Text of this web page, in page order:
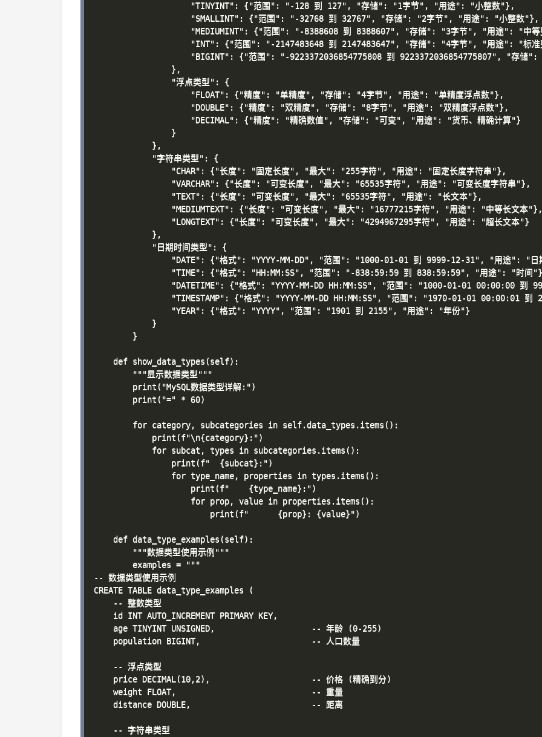
                    "TINYINT": {"范围": "-128 到 127", "存储": "1字节", "用途": "小整数"},
                    "SMALLINT": {"范围": "-32768 到 32767", "存储": "2字节", "用途": "小整数"},
"MEDIUMINT": {"范围": "-8388608 到 8388607", "存储": "3字节", "用途": "中等
"INT": {"范围": "-2147483648 到 2147483647", "存储": "4字节", "用途": "标准
"BIGINT": {"范围": "-9223372036854775808 到 9223372036854775807", "存储":
                },
                "浮点类型": {
                    "FLOAT": {"精度": "单精度", "存储": "4字节", "用途": "单精度浮点数"},
                    "DOUBLE": {"精度": "双精度", "存储": "8字节", "用途": "双精度浮点数"},
                    "DECIMAL": {"精度": "精确数值", "存储": "可变", "用途": "货币、精确计算"}
                }
            },
            "字符串类型": {
                "CHAR": {"长度": "固定长度", "最大": "255字符", "用途": "固定长度字符串"},
                "VARCHAR": {"长度": "可变长度", "最大": "65535字符", "用途": "可变长度字符串"},
                "TEXT": {"长度": "可变长度", "最大": "65535字符", "用途": "长文本"},
                "MEDIUMTEXT": {"长度": "可变长度", "最大": "16777215字符", "用途": "中等长文本"},
                "LONGTEXT": {"长度": "可变长度", "最大": "4294967295字符", "用途": "超长文本"}
            },
            "日期时间类型": {
"DATE": {"格式": "YYYY-MM-DD", "范围": "1000-01-01 到 9999-12-31", "用途": "日
"TIME": {"格式": "HH:MM:SS", "范围": "-838:59:59 到 838:59:59", "用途": "时间
"DATETIME": {"格式": "YYYY-MM-DD HH:MM:SS", "范围": "1000-01-01 00:00:00 到
"TIMESTAMP": {"格式": "YYYY-MM-DD HH:MM:SS", "范围": "1970-01-01 00:00:01 到
                "YEAR": {"格式": "YYYY", "范围": "1901 到 2155", "用途": "年份"}
            }
        }
    def show_data_types(self):
        """显示数据类型"""
        print("MySQL数据类型详解:")
        print("=" * 60)
        for category, subcategories in self.data_types.items():
            print(f"\n{category}:")
            for subcat, types in subcategories.items():
                print(f"  {subcat}:")
                for type_name, properties in types.items():
                    print(f"    {type_name}:")
                    for prop, value in properties.items():
                        print(f"      {prop}: {value}")
    def data_type_examples(self):
        """数据类型使用示例"""
        examples = """
-- 数据类型使用示例
CREATE TABLE data_type_examples (
    -- 整数类型
    id INT AUTO_INCREMENT PRIMARY KEY,
    age TINYINT UNSIGNED,                    -- 年龄 (0-255)
    population BIGINT,                       -- 人口数量
    -- 浮点类型
    price DECIMAL(10,2),                     -- 价格 (精确到分)
    weight FLOAT,                            -- 重量
    distance DOUBLE,                         -- 距离
    -- 字符串类型